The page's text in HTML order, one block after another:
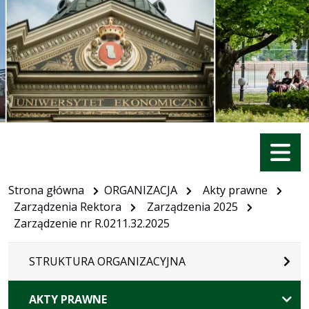
Menu
Strona główna ORGANIZACJA
Akty prawne
Zarządzenia Rektora
Zarządzenia 2025
Zarządzenie nr R.0211.32.2025
STRUKTURA ORGANIZACYJNA
AKTY PRAWNE